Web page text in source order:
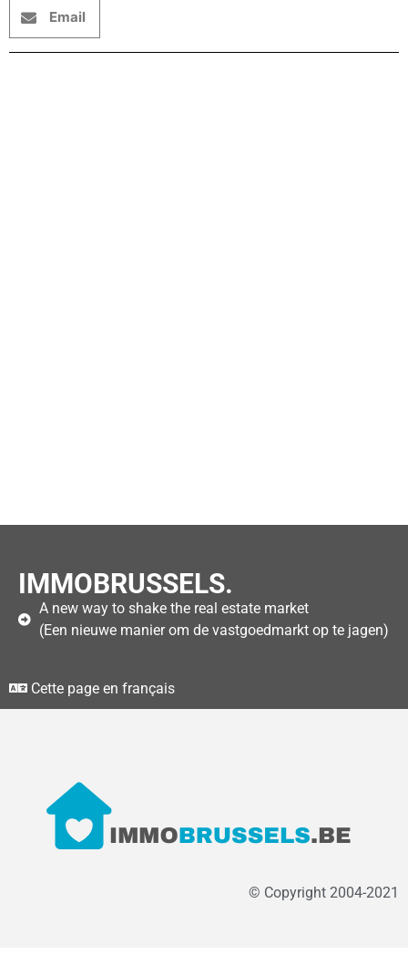
Email
IMMOBRUSSELS.
A new way to shake the real estate market
(Een nieuwe manier om de vastgoedmarkt op te jagen)
Cette page en français
© Copyright 2004-2021